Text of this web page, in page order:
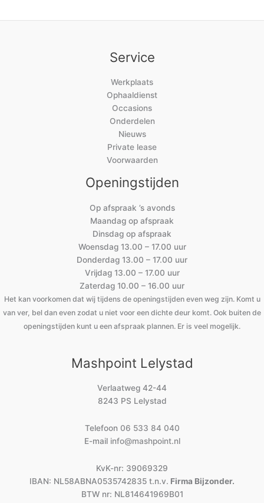
Service
Werkplaats
Ophaaldienst
Occasions
Onderdelen
Nieuws
Private lease
Voorwaarden
Openingstijden
Op afspraak ’s avonds
Maandag op afspraak
Dinsdag op afspraak
Woensdag 13.00 – 17.00 uur
Donderdag 13.00 – 17.00 uur
Vrijdag 13.00 – 17.00 uur
Zaterdag 10.00 – 16.00 uur
Het kan voorkomen dat wij tijdens de openingstijden even weg zijn. Komt u
van ver, bel dan even zodat u niet voor een dichte deur komt. Ook buiten de
openingstijden kunt u een afspraak plannen. Er is veel mogelijk.
Mashpoint Lelystad
Verlaatweg 42-44
8243 PS Lelystad
Telefoon 06 533 84 040
E-mail info@mashpoint.nl
KvK-nr: 39069329
IBAN: NL58ABNA0535742835 t.n.v. Firma Bijzonder.
BTW nr: NL814641969B01